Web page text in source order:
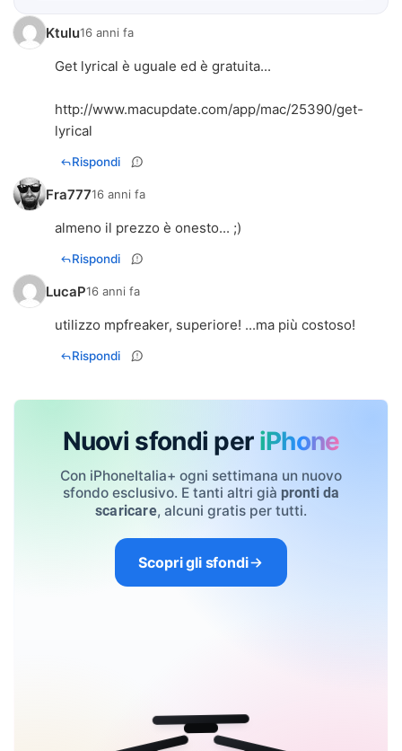
Ktulu16 anni fa
Get lyrical è uguale ed è gratuita...
http://www.macupdate.com/app/mac/25390/get-
lyrical
Rispondi
Fra77716 anni fa
almeno il prezzo è onesto... ;)
Rispondi
LucaP16 anni fa
utilizzo mpfreaker, superiore! ...ma più costoso!
Rispondi
Nuovi sfondi per iPhone
Con iPhoneItalia+ ogni settimana un nuovo
sfondo esclusivo. E tanti altri già pronti da
scaricare, alcuni gratis per tutti.
Scopri gli sfondi